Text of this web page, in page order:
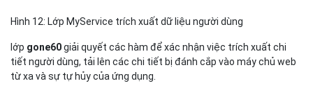
Hình 12: Lớp MyService trích xuất dữ liệu người dùng
lớp gone60giải quyết các hàm để xác nhận việc trích xuất chi
tiết người dùng, tải lên các chi tiết bị đánh cắp vào máy chủ web
từ xa và sự tự hủy của ứng dụng.